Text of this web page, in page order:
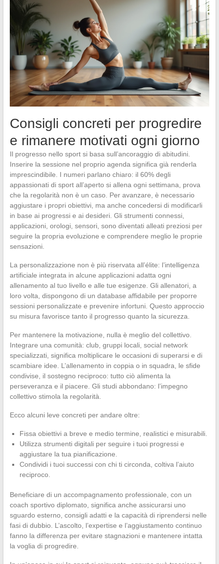
Consigli concreti per progredire
e rimanere motivati ogni giorno
Il progresso nello sport si basa sull’ancoraggio di abitudini.
Inserire la sessione nel proprio agenda significa già renderla
imprescindibile. I numeri parlano chiaro: il 60% degli
appassionati di sport all’aperto si allena ogni settimana, prova
che la regolarità non è un caso. Per avanzare, è necessario
aggiustare i propri obiettivi, ma anche concedersi di modificarli
in base ai progressi e ai desideri. Gli strumenti connessi,
applicazioni, orologi, sensori, sono diventati alleati preziosi per
seguire la propria evoluzione e comprendere meglio le proprie
sensazioni.
La personalizzazione non è più riservata all’élite: l’intelligenza
artificiale integrata in alcune applicazioni adatta ogni
allenamento al tuo livello e alle tue esigenze. Gli allenatori, a
loro volta, dispongono di un database affidabile per proporre
sessioni personalizzate e prevenire infortuni. Questo approccio
su misura favorisce tanto il progresso quanto la sicurezza.
Per mantenere la motivazione, nulla è meglio del collettivo.
Integrare una comunità: club, gruppi locali, social network
specializzati, significa moltiplicare le occasioni di superarsi e di
scambiare idee. L’allenamento in coppia o in squadra, le sfide
condivise, il sostegno reciproco: tutto ciò alimenta la
perseveranza e il piacere. Gli studi abbondano: l’impegno
collettivo stimola la regolarità.
Ecco alcuni leve concreti per andare oltre:
Fissa obiettivi a breve e medio termine, realistici e misurabili.
Utilizza strumenti digitali per seguire i tuoi progressi e
aggiustare la tua pianificazione.
Condividi i tuoi successi con chi ti circonda, coltiva l’aiuto
reciproco.
Beneficiare di un accompagnamento professionale, con un
coach sportivo diplomato, significa anche assicurarsi uno
sguardo esterno, consigli adatti e la capacità di riprendersi nelle
fasi di dubbio. L’ascolto, l’expertise e l’aggiustamento continuo
fanno la differenza per evitare stagnazioni e mantenere intatta
la voglia di progredire.